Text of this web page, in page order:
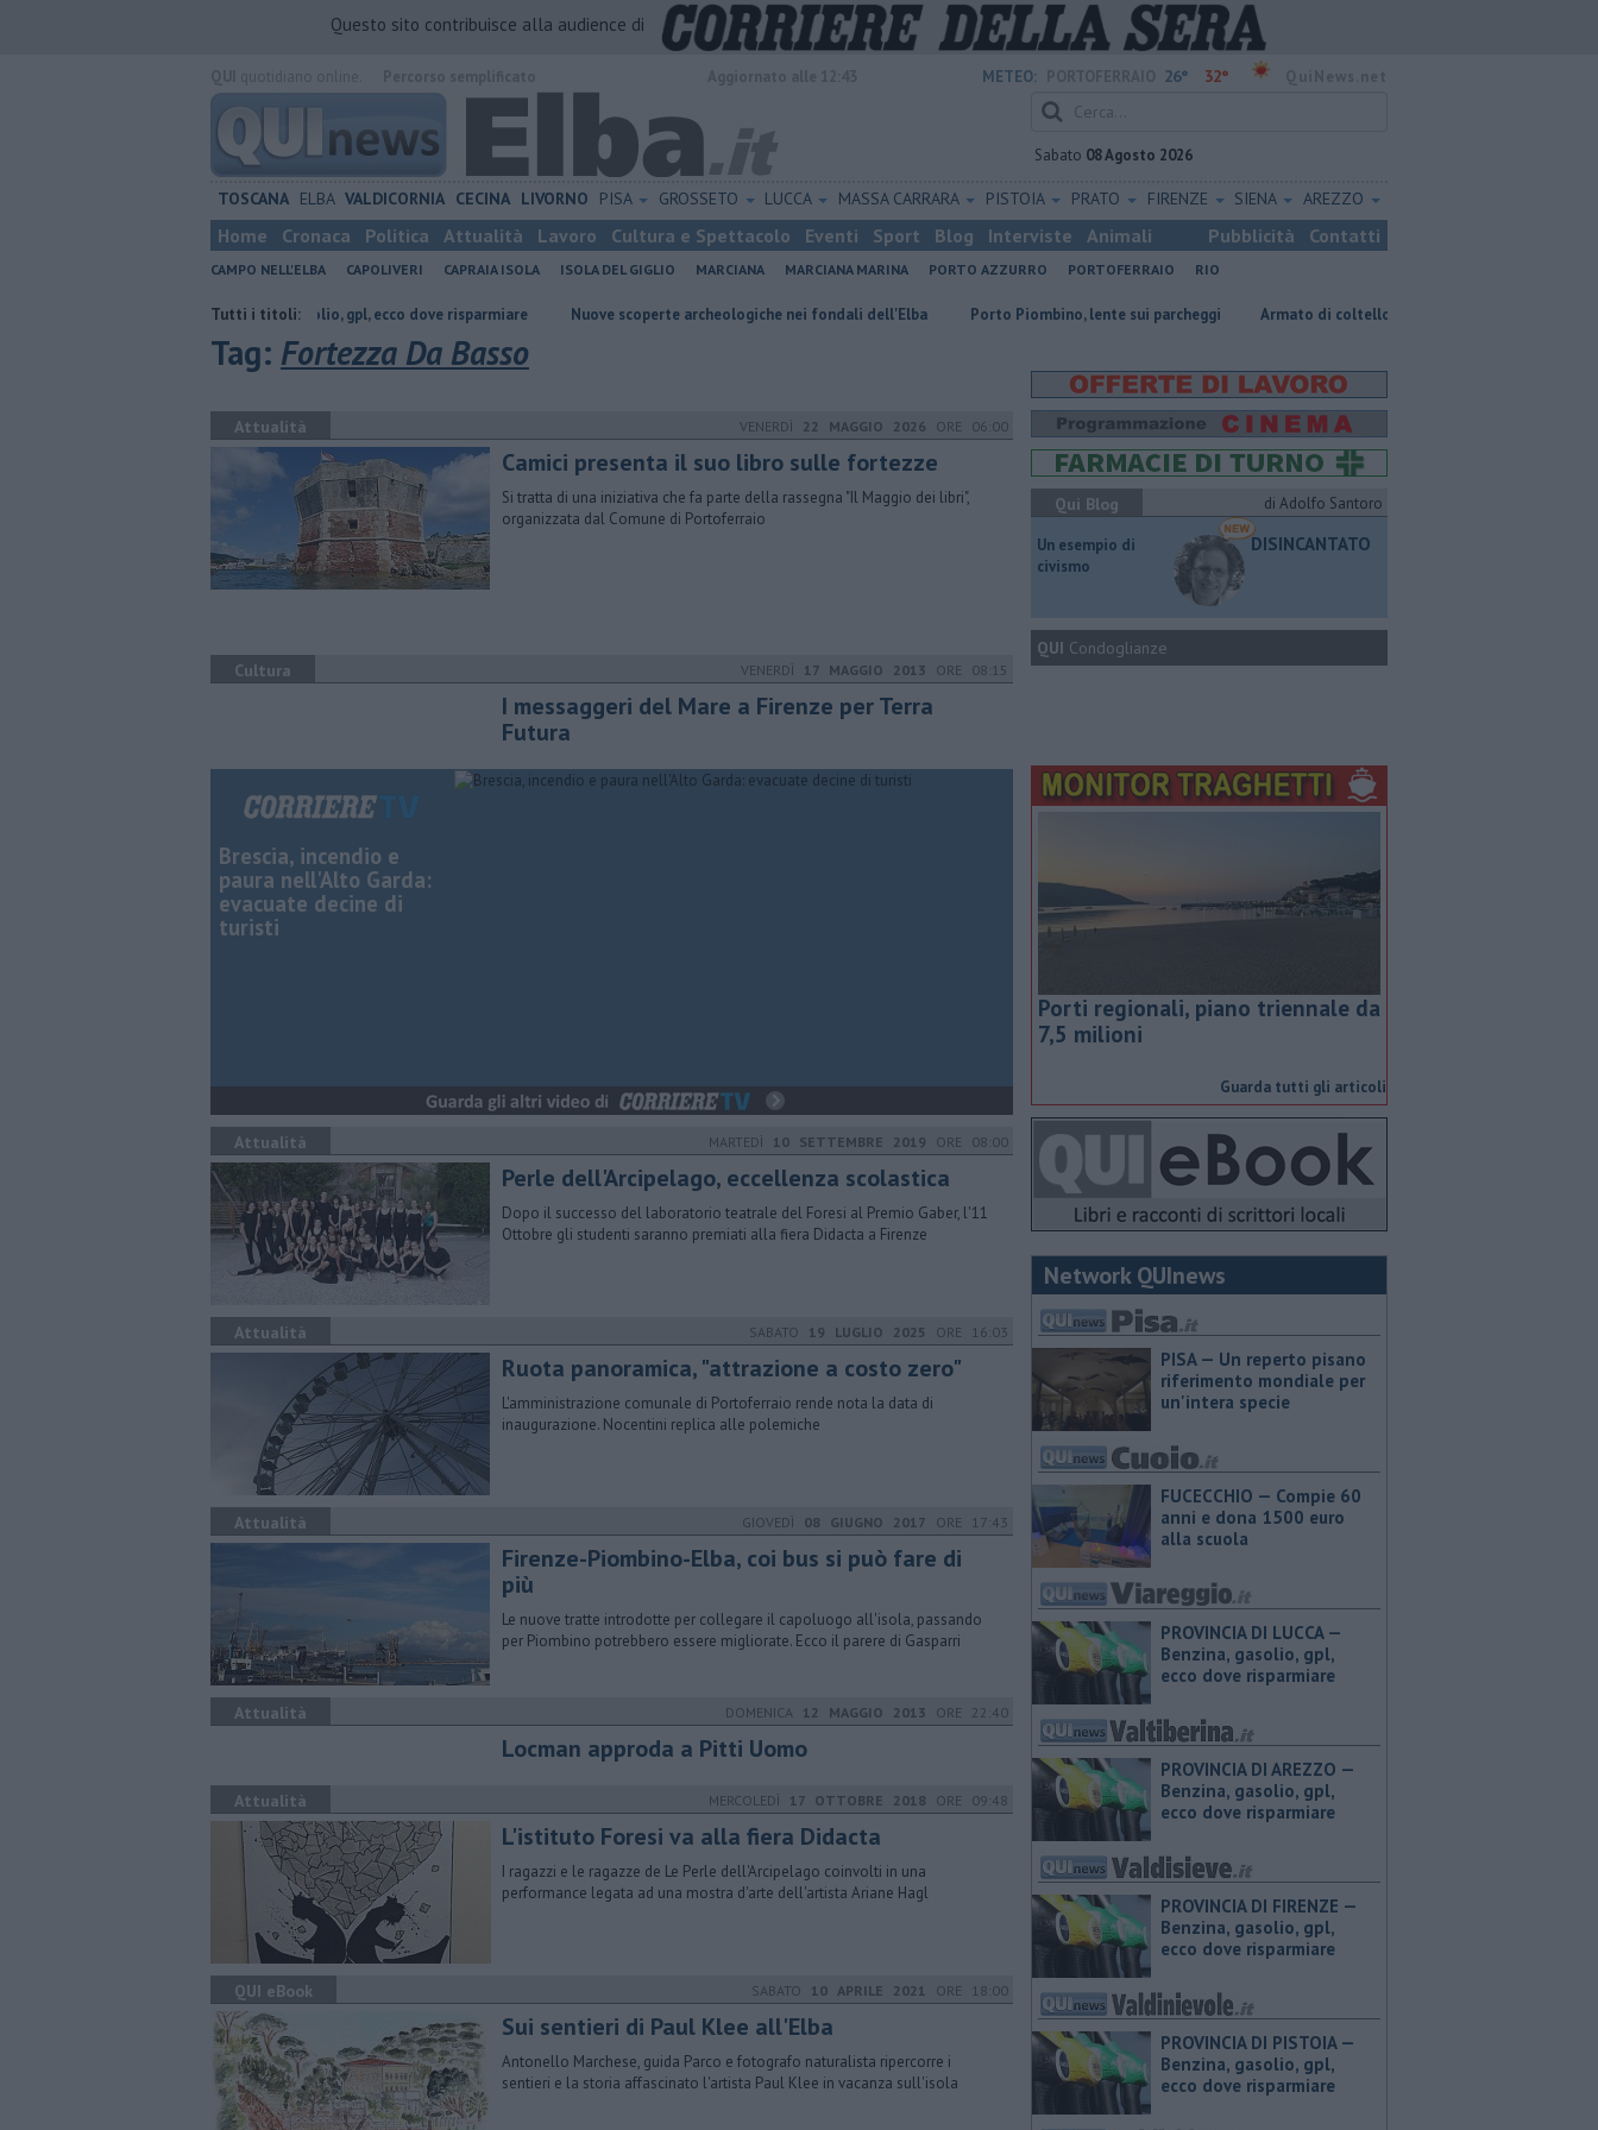
Questo sito contribuisce alla audience di
METEO: 26° 32°
Sabato 08 Agosto 2026
TOSCANA ELBA VALDICORNIA CECINA LIVORNO PISA GROSSETO LUCCA MASSA CARRARA PISTOIA PRATO FIRENZE SIENA AREZZO
Home Cronaca Politica Attualità Lavoro Cultura e Spettacolo Eventi Sport Blog Interviste Animali Pubblicità Contatti
CAMPO NELL'ELBA CAPOLIVERI CAPRAIA ISOLA ISOLA DEL GIGLIO MARCIANA MARCIANA MARINA PORTO AZZURRO PORTOFERRAIO RIO
Tutti i titoli:
​Benzina, gasolio, gpl, ecco dove risparmiare Nuove scoperte archeologiche nei fondali dell'Elba Porto Piombino, lente sui parcheggi Armato di coltello cerca di entrare in casa
Tag: Fortezza Da Basso
Attualità VENERDÌ 22 MAGGIO 2026 ORE 06:00
Camici presenta il suo libro sulle fortezze
Si tratta di una iniziativa che fa parte della rassegna "Il Maggio dei libri",
organizzata dal Comune di Portoferraio
Cultura VENERDÌ 17 MAGGIO 2013 ORE 08:15
I messaggeri del Mare a Firenze per Terra
Futura
Brescia, incendio e
paura nell'Alto Garda:
evacuate decine di
turisti
Attualità MARTEDÌ 10 SETTEMBRE 2019 ORE 08:00
Perle dell'Arcipelago, eccellenza scolastica
Dopo il successo del laboratorio teatrale del Foresi al Premio Gaber, l'11
Ottobre gli studenti saranno premiati alla fiera Didacta a Firenze
Attualità SABATO 19 LUGLIO 2025 ORE 16:03
Ruota panoramica, "attrazione a costo zero"
L'amministrazione comunale di Portoferraio rende nota la data di
inaugurazione. Nocentini replica alle polemiche
Attualità GIOVEDÌ 08 GIUGNO 2017 ORE 17:43
Firenze-Piombino-Elba, coi bus si può fare di
più
Le nuove tratte introdotte per collegare il capoluogo all'isola, passando
per Piombino potrebbero essere migliorate. Ecco il parere di Gasparri
Attualità DOMENICA 12 MAGGIO 2013 ORE 22:40
Locman approda a Pitti Uomo
Attualità MERCOLEDÌ 17 OTTOBRE 2018 ORE 09:48
L'istituto Foresi va alla fiera Didacta
I ragazzi e le ragazze de Le Perle dell'Arcipelago coinvolti in una
performance legata ad una mostra d'arte dell'artista Ariane Hagl
QUI eBook SABATO 10 APRILE 2021 ORE 18:00
Sui sentieri di Paul Klee all'Elba
Antonello Marchese, guida Parco e fotografo naturalista ripercorre i
sentieri e la storia affascinato l'artista Paul Klee in vacanza sull'isola
Qui Blog di Adolfo Santoro
​Un esempio di
civismo
DISINCANTATO
QUI Condoglianze
Porti regionali, piano triennale da
7,5 milioni
Guarda tutti gli articoli
Network QUInews
PISA — Un reperto pisano
riferimento mondiale per
un'intera specie
FUCECCHIO — Compie 60
anni e dona 1500 euro
alla scuola
PROVINCIA DI LUCCA — ​
Benzina, gasolio, gpl,
ecco dove risparmiare
PROVINCIA DI AREZZO — ​
Benzina, gasolio, gpl,
ecco dove risparmiare
PROVINCIA DI FIRENZE — ​
Benzina, gasolio, gpl,
ecco dove risparmiare
PROVINCIA DI PISTOIA — ​
Benzina, gasolio, gpl,
ecco dove risparmiare